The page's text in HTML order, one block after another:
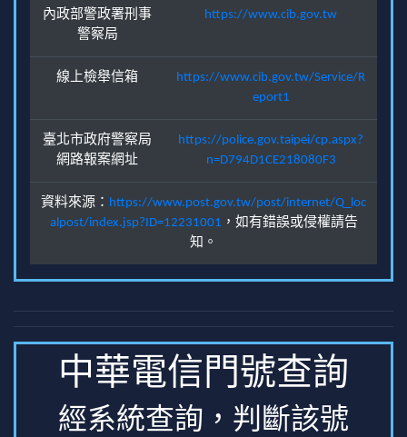
內政部警政署刑事
警察局
https://www.cib.gov.tw
線上檢舉信箱
https://www.cib.gov.tw/Service/R
eport1
臺北市政府警察局
網路報案網址
https://police.gov.taipei/cp.aspx?
n=D794D1CE218080F3
資料來源： https://www.post.gov.tw/post/internet/Q_loc
alpost/index.jsp?ID=12231001 ，如有錯誤或侵權請告
知。
中華電信門號查詢
經系統查詢，判斷該號